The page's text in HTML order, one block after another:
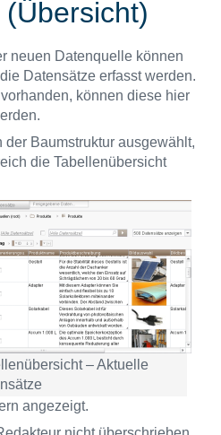
neuen Datenquelle können
Datensätze erfasst werden.
können diese hier
Baumstruktur ausgewählt,
die Tabellenübersicht
– Aktuelle
angezeigt.